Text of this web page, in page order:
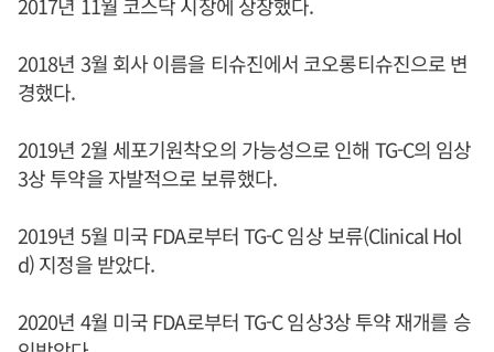
2018년 3월 회사 이름을 티슈진에서 코오롱티슈진으로 변
경했다.
2019년 2월 세포기원착오의 가능성으로 인해 TG-C의 임상
3상 투약을 자발적으로 보류했다.
2019년 5월 미국 FDA로부터 TG-C 임상 보류(Clinical Hol
d) 지정을 받았다.
2020년 4월 미국 FDA로부터 TG-C 임상3상 투약 재개를 승